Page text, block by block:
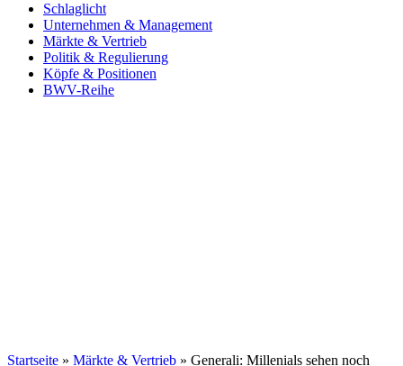
Schlaglicht
Unternehmen & Management
Märkte & Vertrieb
Politik & Regulierung
Köpfe & Positionen
BWV-Reihe
Startseite » Märkte & Vertrieb » Generali: Millenials sehen noch